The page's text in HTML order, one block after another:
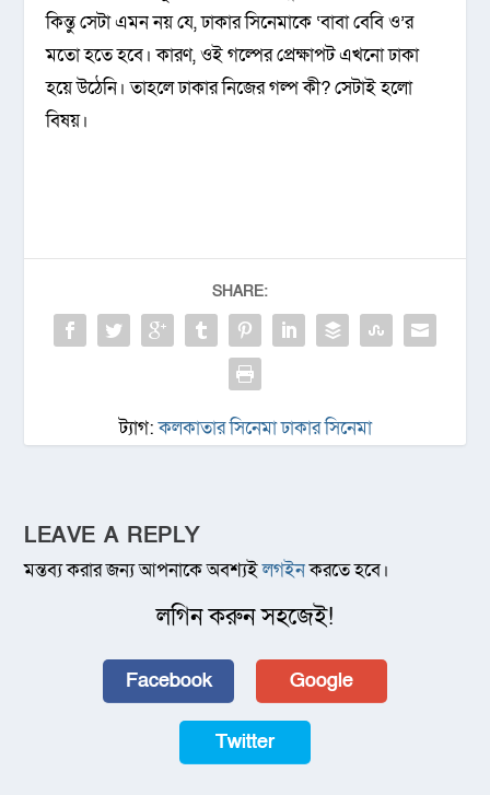
কিন্তু সেটা এমন নয় যে, ঢাকার সিনেমাকে ‘বাবা বেবি ও’র
মতো হতে হবে। কারণ, ওই গল্পের প্রেক্ষাপট এখনো ঢাকা
হয়ে উঠেনি। তাহলে ঢাকার নিজের গল্প কী? সেটাই হলো
বিষয়।
SHARE:
ট্যাগ:কলকাতার সিনেমা ঢাকার সিনেমা
LEAVE A REPLY
মন্তব্য করার জন্য আপনাকে অবশ্যইলগইনকরতে হবে।
লগিন করুন সহজেই!
Facebook Google
Twitter